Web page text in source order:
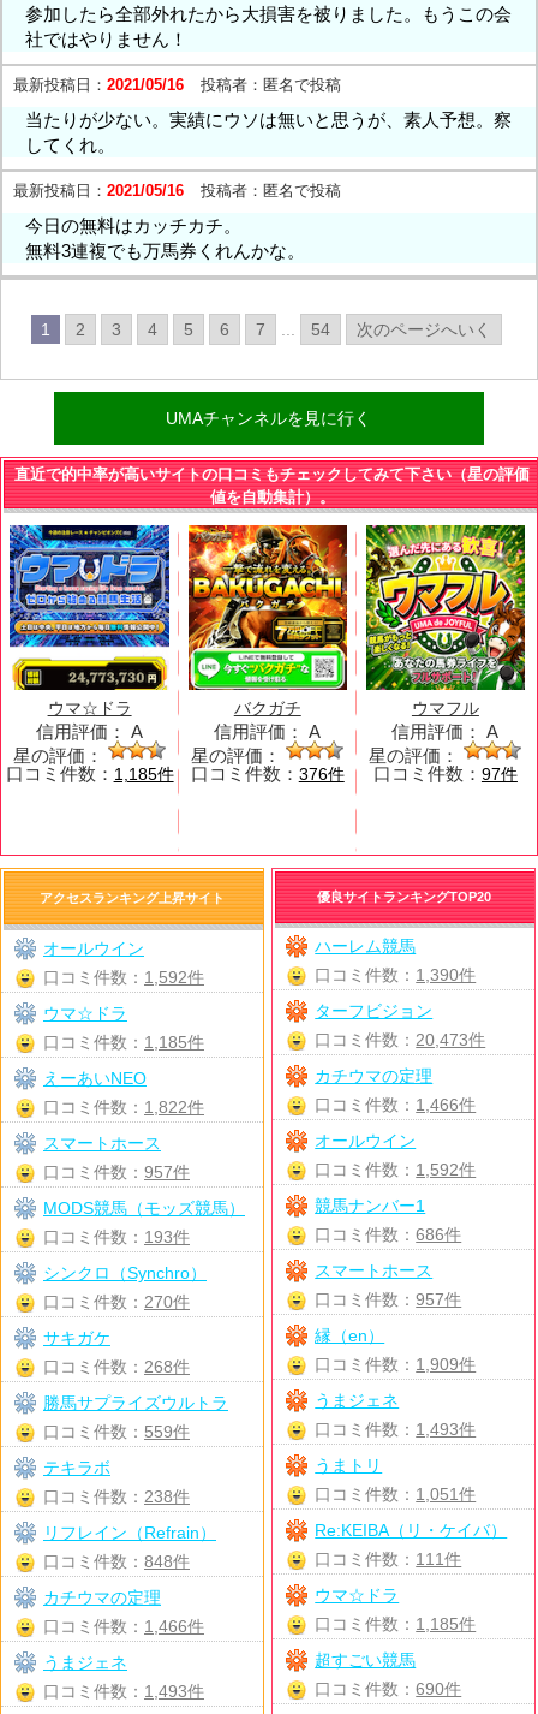
参加したら全部外れたから大損害を被りました。もうこの会
社ではやりません！
最新投稿日： 2021/05/16 投稿者： 匿名で投稿
当たりが少ない。実績にウソは無いと思うが、素人予想。察
してくれ。
最新投稿日： 2021/05/16 投稿者： 匿名で投稿
今日の無料はカッチカチ。
無料3連複でも万馬券くれんかな。
1 2 3 4 5 6 7 54 次のページへいく
UMAチャンネルを見に行く
直近で的中率が高いサイトの口コミもチェックしてみて下さい（星の評価
値を自動集計）。
ウマ☆ドラ
信用評価： A
星の評価：
口コミ件数： 1,185件
バクガチ
信用評価：
A
星の評価：
口コミ件数： 376件
ウマフル
信用評価：
A
星の評価：
口コミ件数： 97件
優良サイトランキングTOP20
ハーレム競馬
口コミ件数： 1,390件
ターフビジョン
口コミ件数： 20,473件
カチウマの定理
口コミ件数： 1,466件
オールウイン
口コミ件数： 1,592件
競馬ナンバー1
口コミ件数：686件
スマートホース
口コミ件数：957件
縁（en）
口コミ件数： 1,909件
うまジェネ
口コミ件数： 1,493件
うまトリ
口コミ件数： 1,051件
Re:KEIBA（リ・ケイバ）
口コミ件数： 111件
ウマ☆ドラ
口コミ件数： 1,185件
超すごい競馬
口コミ件数：690件
アクセスランキング上昇サイト
オールウイン
口コミ件数： 1,592件
ウマ☆ドラ
口コミ件数： 1,185件
えーあいNEO
口コミ件数： 1,822件
スマートホース
口コミ件数： 957件
MODS競馬（モッズ競馬）
口コミ件数： 193件
シンクロ（Synchro）
口コミ件数： 270件
サキガケ
口コミ件数： 268件
勝馬サプライズウルトラ
口コミ件数： 559件
テキラボ
口コミ件数： 238件
リフレイン（Refrain）
口コミ件数： 848件
カチウマの定理
口コミ件数： 1,466件
うまジェネ
口コミ件数： 1,493件